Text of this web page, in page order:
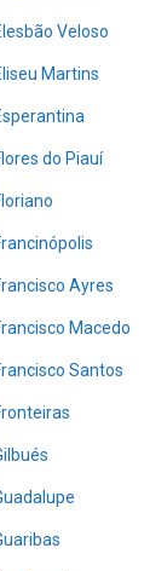
Veloso
Martins
do Piauí
Ayres
Macedo
Santos